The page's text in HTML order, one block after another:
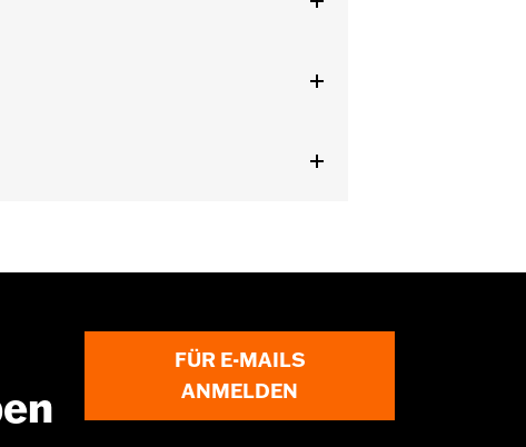
einteiligem abnehmbarem Sissy Bar
FÜR E-MAILS
ANMELDEN